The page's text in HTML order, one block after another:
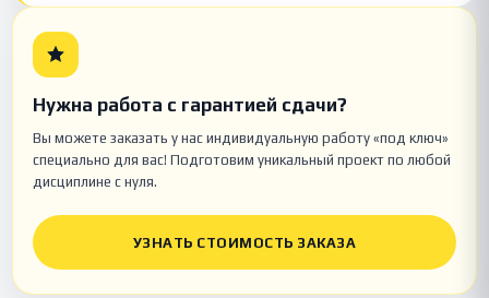
Нужна работа с гарантией сдачи?
Вы можете заказать у нас индивидуальную работу «под ключ»
специально для вас! Подготовим уникальный проект по любой
дисциплине с нуля.
УЗНАТЬ СТОИМОСТЬ ЗАКАЗА